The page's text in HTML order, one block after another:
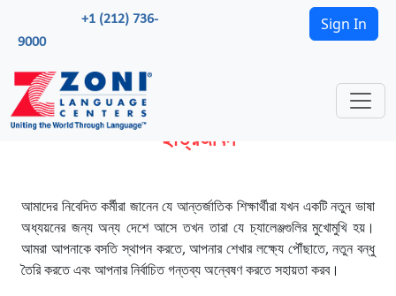
+1 (212) 736-
9000
Sign In
ছাত্রজীবন
আমাদের নিবেদিত কর্মীরা জানেন যে আন্তর্জাতিক শিক্ষার্থীরা যখন একটি নতুন ভাষা
অধ্যয়নের জন্য অন্য দেশে আসে তখন তারা যে চ্যালেঞ্জগুলির মুখোমুখি হয়।
আমরা আপনাকে বসতি স্থাপন করতে, আপনার শেখার লক্ষ্যে পৌঁছাতে, নতুন বন্ধু
তৈরি করতে এবং আপনার নির্বাচিত গন্তব্য অন্বেষণ করতে সহায়তা করব।